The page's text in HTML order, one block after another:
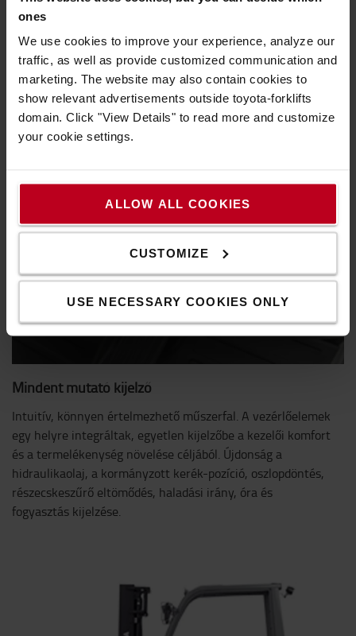
ones
We use cookies to improve your experience, analyze our
traffic, as well as provide customized communication and
marketing. The website may also contain cookies to
show relevant advertisements outside toyota-forklifts
domain. Click "View Details" to read more and customize
your cookie settings.
ALLOW ALL COOKIES
CUSTOMIZE
USE NECESSARY COOKIES ONLY
kitűnő kilátást biztosít a gépkezelőnek a rakományra és a
környezetre egyaránt.
Mindent mutató kijelző
Intuitív, könnyen értelmezhető műszerfal. A vezérlőelemek
egy helyre integráltak, egyetlen kijelzőbe a kezelői komfort
és a termelékenység növelése céljából. Újdonság a
hidraulikaolaj, a kormányzott kerék-pozíció, oszlopdöntés,
részecskeszűrő eltömődés, haladási irány, óra és
fogyasztás kijelzése.